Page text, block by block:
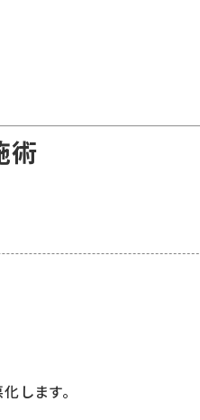
術
します。